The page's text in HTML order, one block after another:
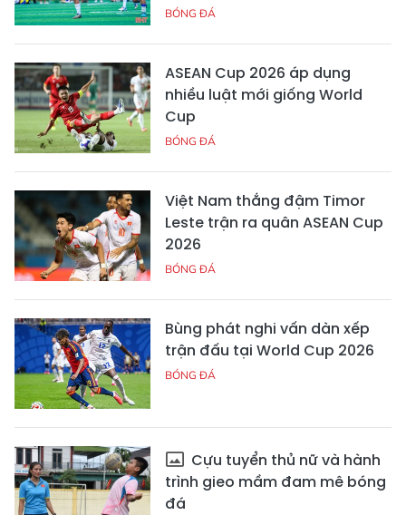
BÓNG ĐÁ
ASEAN Cup 2026 áp dụng
nhiều luật mới giống World
Cup
BÓNG ĐÁ
Việt Nam thắng đậm Timor
Leste trận ra quân ASEAN Cup
2026
BÓNG ĐÁ
Bùng phát nghi vấn dàn xếp
trận đấu tại World Cup 2026
BÓNG ĐÁ
Cựu tuyển thủ nữ và hành
trình gieo mầm đam mê bóng
đá